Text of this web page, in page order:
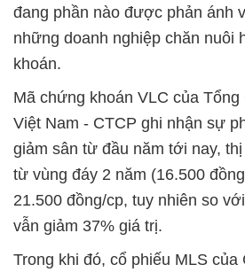
đang phần nào được phản ánh
những doanh nghiệp chăn nuôi
khoán.
Mã chứng khoán VLC của Tổng
Việt Nam - CTCP ghi nhận sự
giảm sân từ đầu năm tới nay,
từ vùng đáy 2 năm (16.500
21.500 đồng/cp, tuy nhiên so
vẫn giảm 37% giá trị.
Trong khi đó, cổ phiếu MLS của